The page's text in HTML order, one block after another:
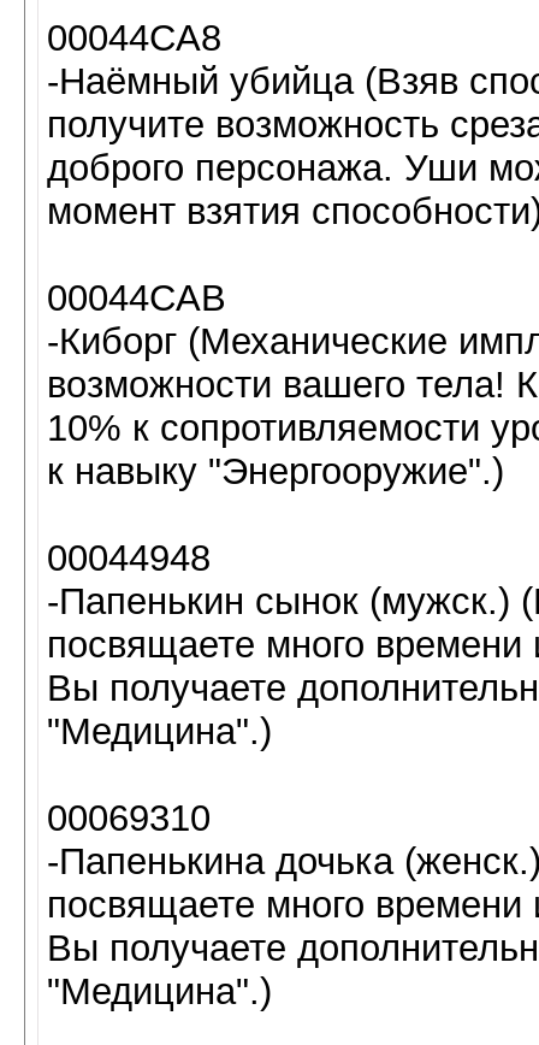
00044CA8
-Наёмный убийца (Взяв
получите возможность
доброго персонажа. Уши
момент взятия
00044CAB
-Киборг (Механические
возможности вашего тела!
10% к сопротивляемости
к навыку "Энергооружие".)
00044948
-Папенькин сынок
посвящаете много
Вы получаете
"Медицина".)
00069310
-Папенькина дочька
посвящаете много
Вы получаете
"Медицина".)